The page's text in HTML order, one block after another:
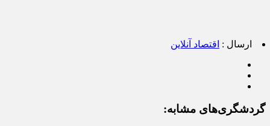
ارسال : اقتصاد آنلاین
گردشگری‌های مشابه: